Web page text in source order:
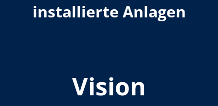
installierte Anlagen
Vision